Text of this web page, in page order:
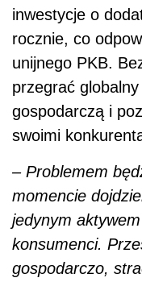
inwestycje o
rocznie, co
unijnego PKB.
przegrać
gospodarczą i
swoimi
– Problemem
momencie
jedynym
konsumenci.
gospodarczo,